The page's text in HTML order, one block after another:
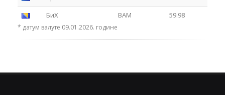
БиХ
BAM 59.98
* датум валуте 09.01.2026. године